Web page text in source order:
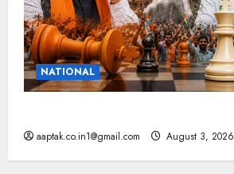
NATIONAL
aaptak.co.in1@gmail.com August 3, 2026